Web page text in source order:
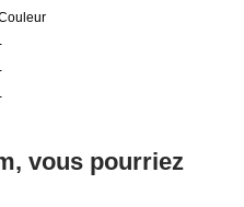
vous pourriez